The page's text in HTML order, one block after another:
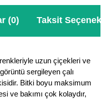
(0) Taksit
uzun çiçekleri ve
sergileyen çalı
Bitki boyu maksimum
ve bakımı çok kolaydır,